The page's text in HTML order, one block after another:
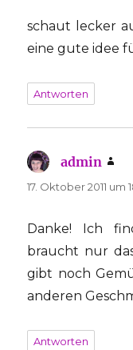
schaut lecker
eine gute idee
Antworten
admin
17. Oktober 2011 um
Danke! Ich
braucht nur
gibt noch
anderen
Antworten